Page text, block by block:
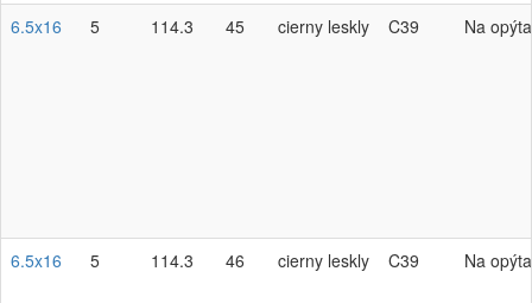
6.5x16 5 114.3 45 cierny leskly C39 Na
6.5x16 5 114.3 46 cierny leskly C39 Na